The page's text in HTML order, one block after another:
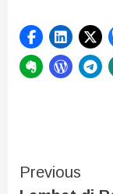
Previous